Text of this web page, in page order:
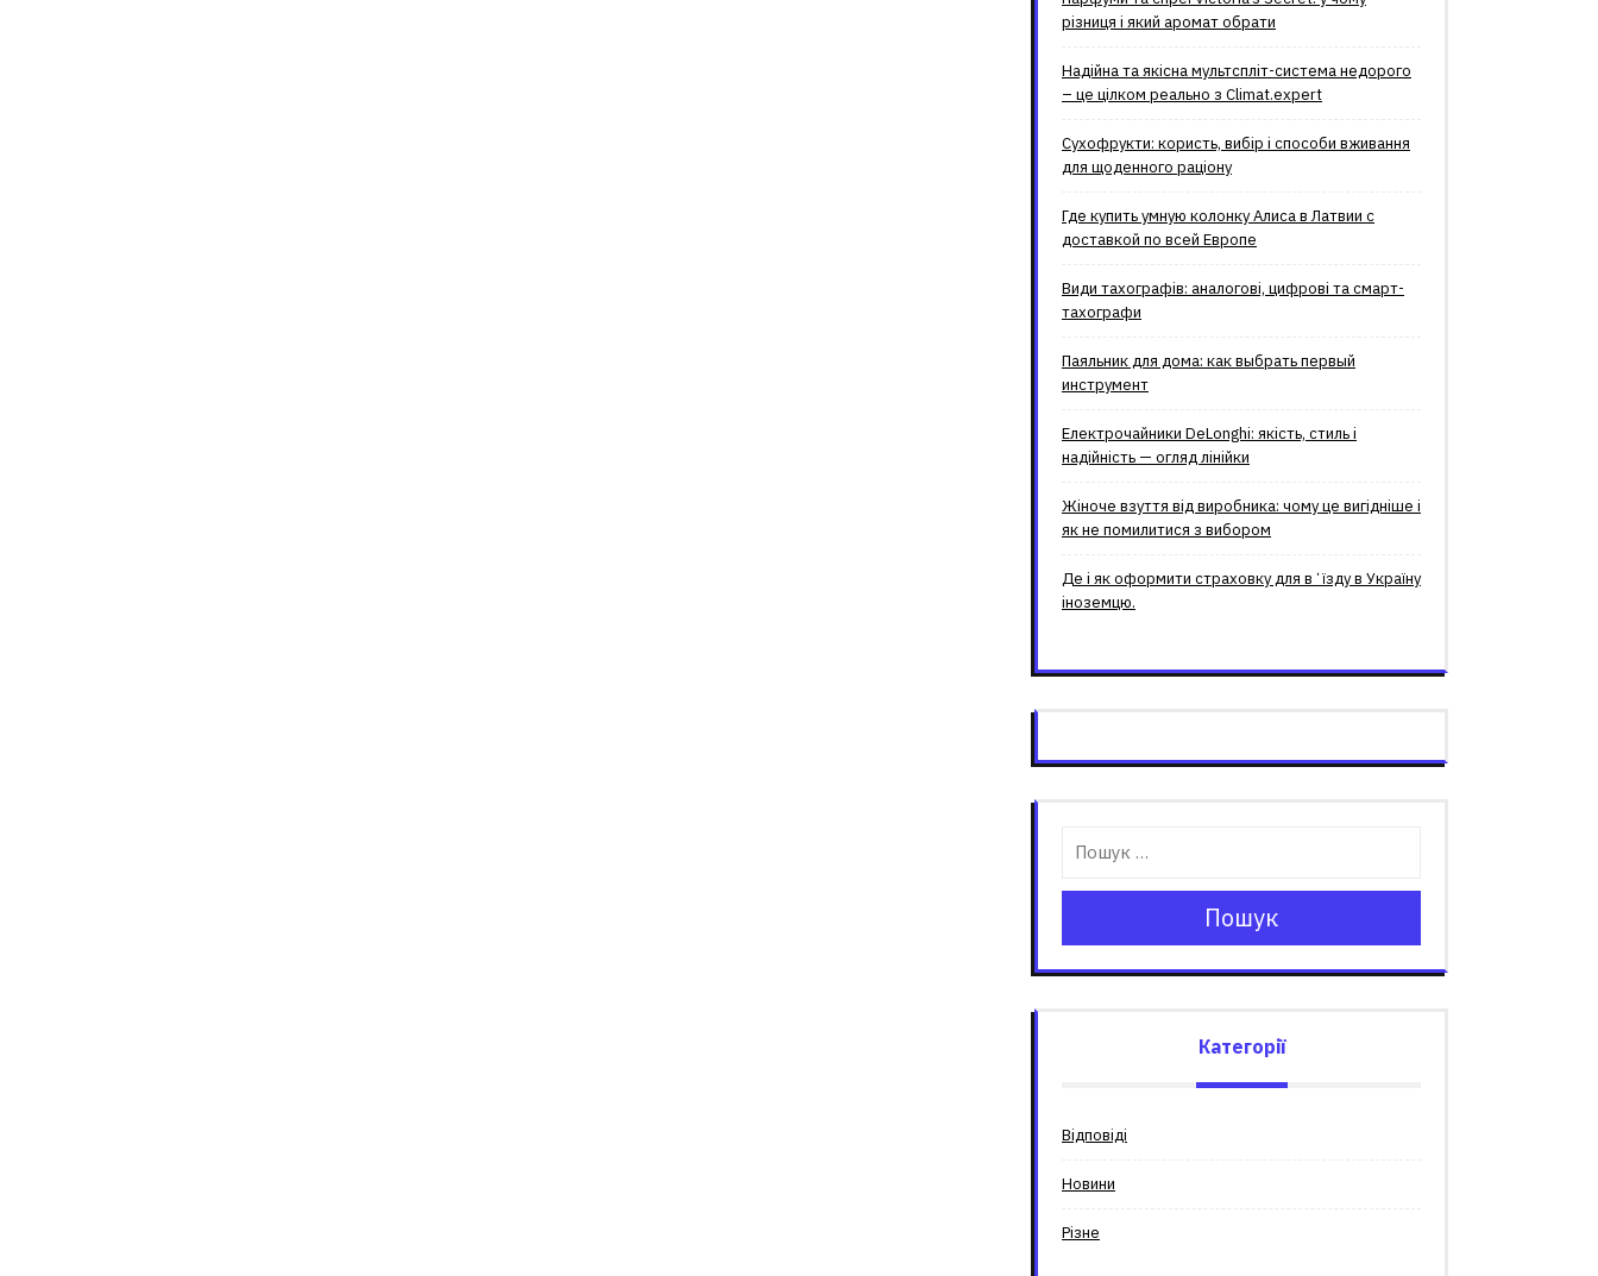
різниця і який аромат обрати
Надійна та якісна мультспліт-система недорого
– це цілком реально з Climat.еxpert
Сухофрукти: користь, вибір і способи вживання
для щоденного раціону
Где купить умную колонку Алиса в Латвии с
доставкой по всей Европе
Види тахографів: аналогові, цифрові та смарт-
тахографи
Паяльник для дома: как выбрать первый
инструмент
Електрочайники DeLonghi: якість, стиль і
надійність — огляд лінійки
Жіноче взуття від виробника: чому це вигідніше і
як не помилитися з вибором
Де і як оформити страховку для вʼїзду в Україну
іноземцю.
Пошук
Категорії
Відповіді
Новини
Різне